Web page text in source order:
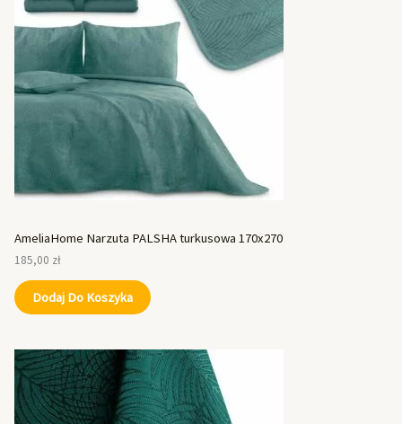
AmeliaHome Narzuta PALSHA turkusowa 170x270
185,00 zł
Dodaj Do Koszyka